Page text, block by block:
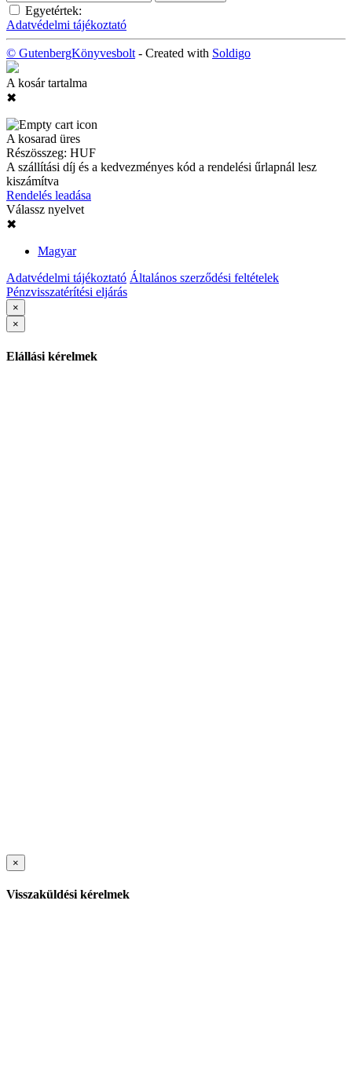
Egyetértek:
Adatvédelmi tájékoztató
© GutenbergKönyvesbolt - Created with Soldigo
A kosár tartalma
✖
A kosarad üres
Részösszeg: HUF
A szállítási díj és a kedvezményes kód a rendelési űrlapnál lesz
kiszámítva
Rendelés leadása
Válassz nyelvet
✖
Magyar
Adatvédelmi tájékoztató Általános szerződési feltételek
Pénzvisszatérítési eljárás
×
×
Elállási kérelmek
×
Visszaküldési kérelmek